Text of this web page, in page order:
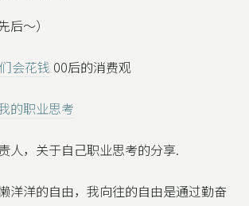
后～）
会花钱 00后的消费观
的职业思考
人，关于自己职业思考的分享.
洋洋的自由，我向往的自由是通过勤奋